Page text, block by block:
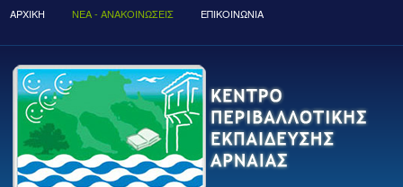
ΑΡΧΙΚΉ ΝΈΑ - ΑΝΑΚΟΙΝΏΣΕΙΣ ΕΠΙΚΟΙΝΩΝΙΑ